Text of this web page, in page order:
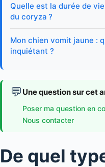
Quelle est la durée de
du coryza ?
Mon chien vomit jaune :
inquiétant ?
💬 Une question sur cet
Poser ma question en
Nous contacter
De quel